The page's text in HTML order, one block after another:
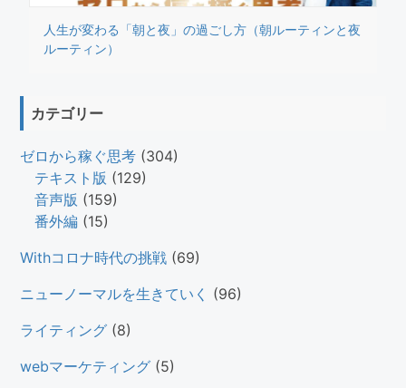
人生が変わる「朝と夜」の過ごし方（朝ルーティンと夜
ルーティン）
カテゴリー
ゼロから稼ぐ思考 (304)
テキスト版 (129)
音声版 (159)
番外編 (15)
Withコロナ時代の挑戦 (69)
ニューノーマルを生きていく (96)
ライティング (8)
webマーケティング (5)